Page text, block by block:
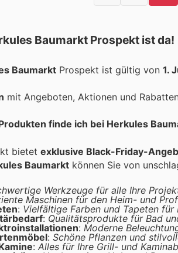
Baumarkt Prospekt ist da!
Baumarkt Prospekt ist gültig von 1.
mit Angeboten, Aktionen und
finde ich bei Herkules
bietet exklusive Black-Friday-
Baumarkt können Sie von
Werkzeuge für alle Ihre
Maschinen für den Heim- und
: Vielfältige Farben und Tapeten
: Qualitätsprodukte für Bad
: Moderne
: Schöne Pflanzen und
: Alles für Ihre Grill- und